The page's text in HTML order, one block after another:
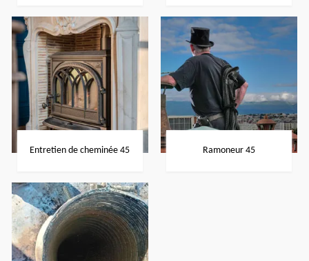
Entretien de cheminée 45 Ramoneur 45